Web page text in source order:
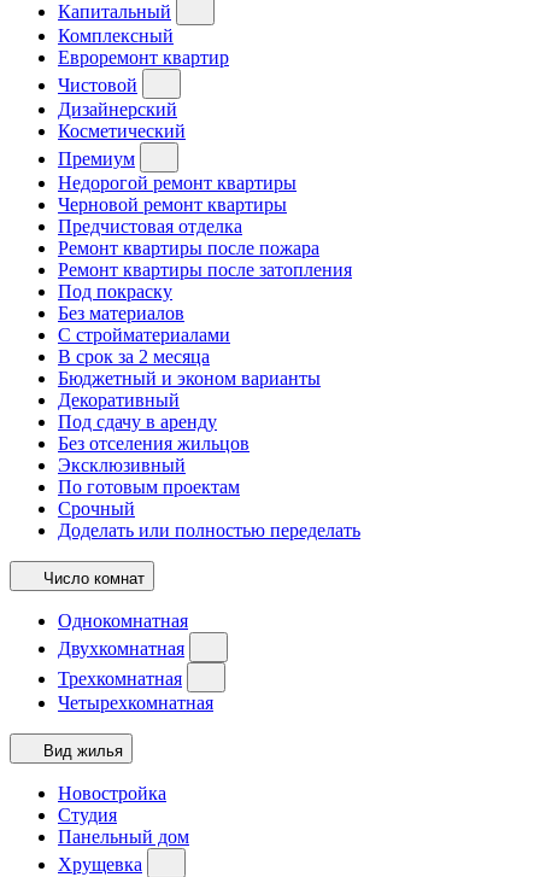
Капитальный
Комплексный
Евроремонт квартир
Чистовой
Дизайнерский
Косметический
Премиум
Недорогой ремонт квартиры
Черновой ремонт квартиры
Предчистовая отделка
Ремонт квартиры после пожара
Ремонт квартиры после затопления
Под покраску
Без материалов
С стройматериалами
В срок за 2 месяца
Бюджетный и эконом варианты
Декоративный
Под сдачу в аренду
Без отселения жильцов
Эксклюзивный
По готовым проектам
Срочный
Доделать или полностью переделать
Число комнат
Однокомнатная
Двухкомнатная
Трехкомнатная
Четырехкомнатная
Вид жилья
Новостройка
Студия
Панельный дом
Хрущевка